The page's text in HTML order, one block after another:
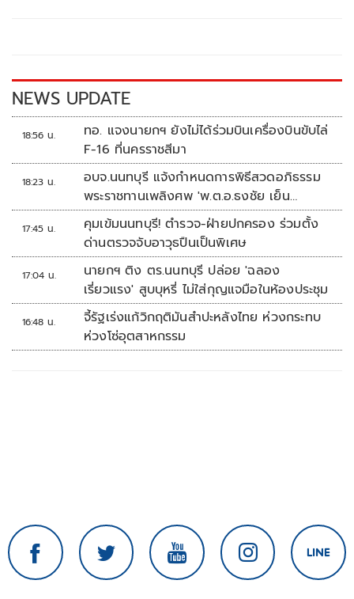
k k
NEWS UPDATE
18:56 น.
ทอ. แจงนายกฯ ยังไม่ได้ร่วมบินเครื่องบินขับไล่
F-16 ที่นครราชสีมา
18:23 น.
อบจ.นนทบุรี แจ้งกำหนดการพิธีสวดอภิธรรม
พระราชทานเพลิงศพ 'พ.ต.อ.ธงชัย เย็น
ประเสริฐ'
17:45 น.
คุมเข้มนนทบุรี! ตำรวจ-ฝ่ายปกครอง ร่วมตั้ง
ด่านตรวจจับอาวุธปืนเป็นพิเศษ
17:04 น.
นายกฯ ติง ตร.นนทบุรี ปล่อย 'ฉลอง
เรี่ยวแรง' สูบบุหรี่ ไม่ใส่กุญแจมือในห้องประชุม
16:48 น.
จี้รัฐเร่งแก้วิกฤติมันสำปะหลังไทย ห่วงกระทบ
ห่วงโซ่อุตสาหกรรม